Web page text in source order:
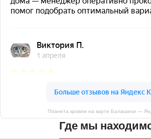
Планета кровли на карте Балашихи —
Где мы